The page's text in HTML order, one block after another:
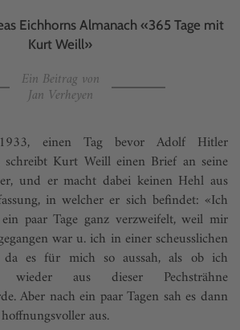
Eichhorns Almanach «365 Tage mit
Kurt Weill»
Ein Beitrag von
Jan Verheyen
einen Tag bevor Adolf Hitler
schreibt Kurt Weill einen Brief an seine
und er macht dabei keinen Hehl aus
in welcher er sich befindet: «Ich
paar Tage ganz verzweifelt, weil mir
war u. ich in einer scheusslichen
es für mich so aussah, als ob ich
wieder aus dieser Pechsträhne
Aber nach ein paar Tagen sah es dann
aus.